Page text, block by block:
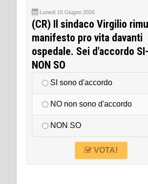
Lunedì 15 Giugno 2026
(CR) Il sindaco Virgilio
manifesto pro vita davanti
ospedale. Sei d'accordo
NON SO
SI sono d'accordo
NO non sono d'accordo
NON SO
VOTA!